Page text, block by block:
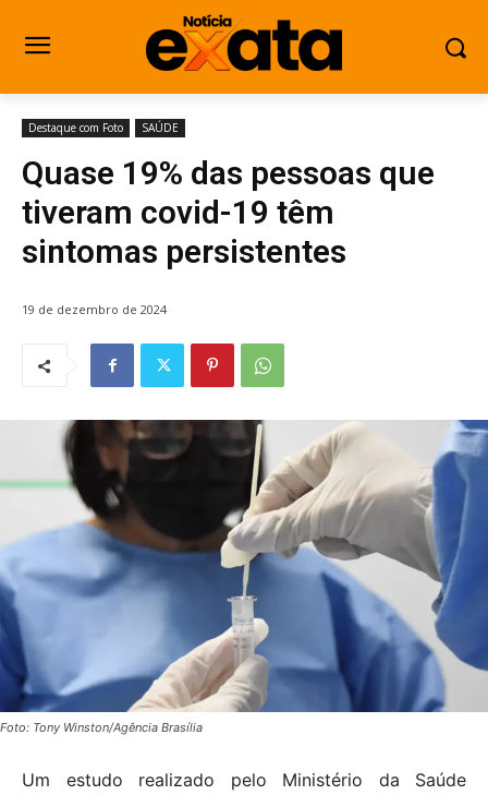
Destaque com Foto SAÚDE
Quase 19% das pessoas que
tiveram covid-19 têm
sintomas persistentes
19 de dezembro de 2024
Foto: Tony Winston/Agência Brasília
Um estudo realizado pelo Ministério da Saúde